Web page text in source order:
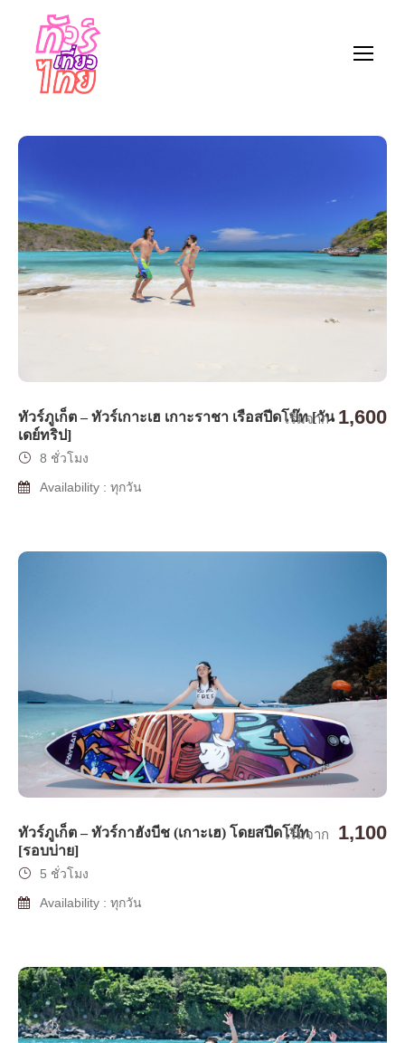
ทัวร์ภูเก็ต – ทัวร์เกาะเฮ เกาะราชา เรือสปีดโบ๊ท [วัน
เดย์ทริป]
เริ่มจาก 1,600
8 ชั่วโมง
Availability : ทุกวัน
ทัวร์ภูเก็ต – ทัวร์กาฮังบีช (เกาะเฮ) โดยสปีดโบ๊ท
[รอบบ่าย]
เริ่มจาก 1,100
5 ชั่วโมง
Availability : ทุกวัน